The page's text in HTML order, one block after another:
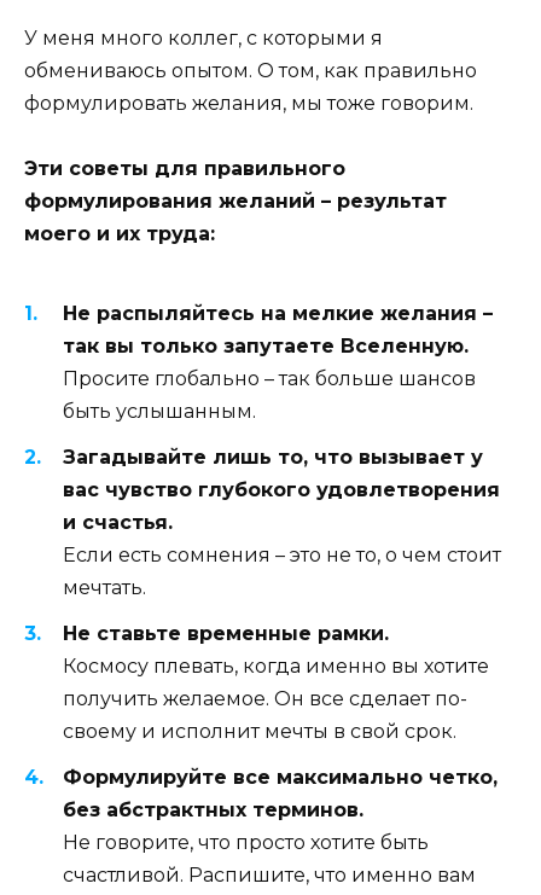
У меня много коллег, с которыми я
обмениваюсь опытом. О том, как правильно
формулировать желания, мы тоже говорим.
Эти советы для правильного
формулирования желаний – результат
моего и их труда:
Не распыляйтесь на мелкие желания –
так вы только запутаете Вселенную.
Просите глобально – так больше шансов
быть услышанным.
Загадывайте лишь то, что вызывает у
вас чувство глубокого удовлетворения
и счастья.
Если есть сомнения – это не то, о чем стоит
мечтать.
Не ставьте временные рамки.
Космосу плевать, когда именно вы хотите
получить желаемое. Он все сделает по-
своему и исполнит мечты в свой срок.
Формулируйте все максимально четко,
без абстрактных терминов.
Не говорите, что просто хотите быть
счастливой. Распишите, что именно вам